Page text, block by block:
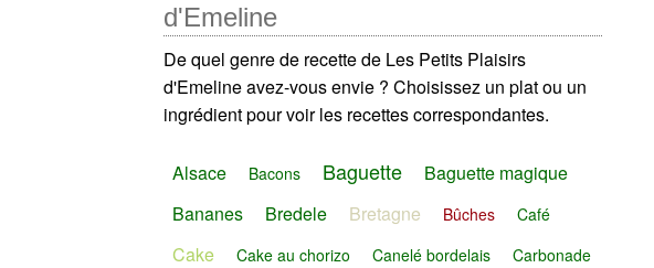
d'Emeline
De quel genre de recette de Les Petits Plaisirs
d'Emeline avez-vous envie ? Choisissez un plat ou un
ingrédient pour voir les recettes correspondantes.
Alsace Bacons Baguette
Baguette magique
Bananes
Bredele Bretagne Bûches Café
Cake Cake au chorizo Canelé bordelais Carbonade